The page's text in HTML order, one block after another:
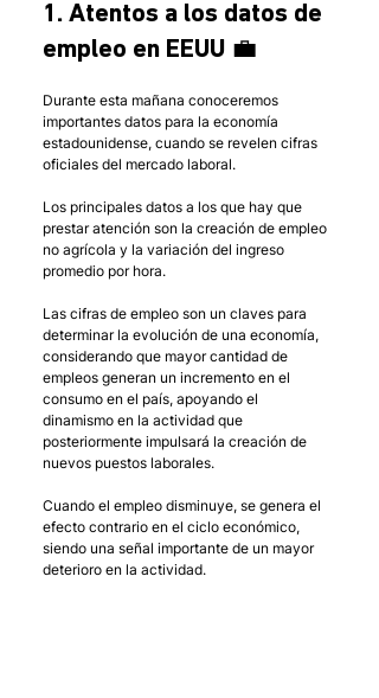
1. Atentos a los datos de
empleo en EEUU 💼
Durante esta mañana conoceremos
importantes datos para la economía
estadounidense, cuando se revelen cifras
oficiales del mercado laboral.
Los principales datos a los que hay que
prestar atención son la creación de empleo
no agrícola y la variación del ingreso
promedio por hora.
Las cifras de empleo son un claves para
determinar la evolución de una economía,
considerando que mayor cantidad de
empleos generan un incremento en el
consumo en el país, apoyando el
dinamismo en la actividad que
posteriormente impulsará la creación de
nuevos puestos laborales.
Cuando el empleo disminuye, se genera el
efecto contrario en el ciclo económico,
siendo una señal importante de un mayor
deterioro en la actividad.